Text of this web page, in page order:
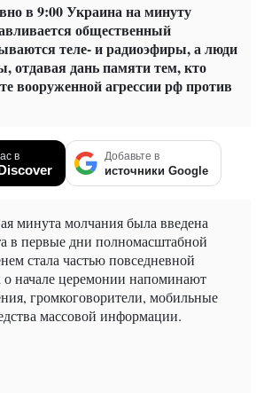
в 9:00 Украина на минуту
общественный
теле- и радиоэфиры, а люди
отдавая дань памяти тем, кто
вооруженной агрессии рф против
в Добавьте в
источники Google
минута молчания была введена
в первые дни полномасштабной
стала частью повседневной
начале церемонии напоминают
громкоговорители, мобильные
массовой информации.